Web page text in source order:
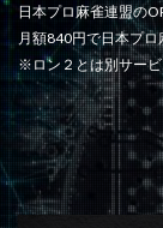
日本プロ麻雀連盟の
月額840円で日本プ
※ロン２とは別サー